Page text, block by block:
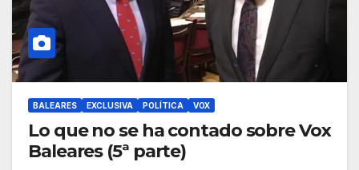
BALEARES EXCLUSIVA POLÍTICA VOX
Lo que no se ha contado sobre Vox
Baleares (5ª parte)